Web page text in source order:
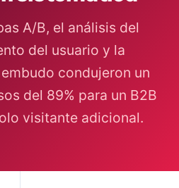
A/B, el análisis del
del usuario y la
condujeron un
del 89% para un B2B
visitante adicional.